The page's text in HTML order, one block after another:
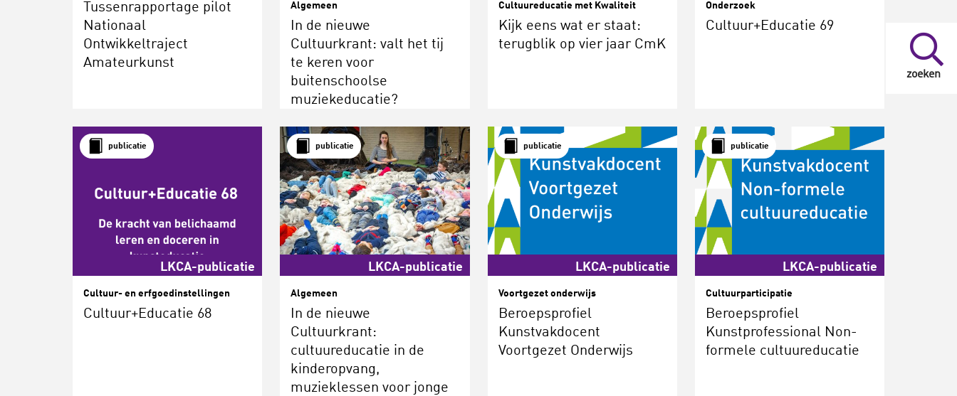
zoeken
Tussenrapportage pilot
Nationaal
Ontwikkeltraject
Amateurkunst
Algemeen
In de nieuwe
Cultuurkrant: valt het tij
te keren voor
buitenschoolse
muziekeducatie?
Cultuureducatie met Kwaliteit
Kijk eens wat er staat:
terugblik op vier jaar CmK
Onderzoek
Cultuur+Educatie 69
publicatie
LKCA-publicatie
Cultuur- en erfgoedinstellingen
Cultuur+Educatie 68
publicatie
LKCA-publicatie
Algemeen
In de nieuwe
Cultuurkrant:
cultuureducatie in de
kinderopvang,
muzieklessen voor jonge
publicatie
LKCA-publicatie
Voortgezet onderwijs
Beroepsprofiel
Kunstvakdocent
Voortgezet Onderwijs
publicatie
LKCA-publicatie
Cultuurparticipatie
Beroepsprofiel
Kunstprofessional Non-
formele cultuureducatie